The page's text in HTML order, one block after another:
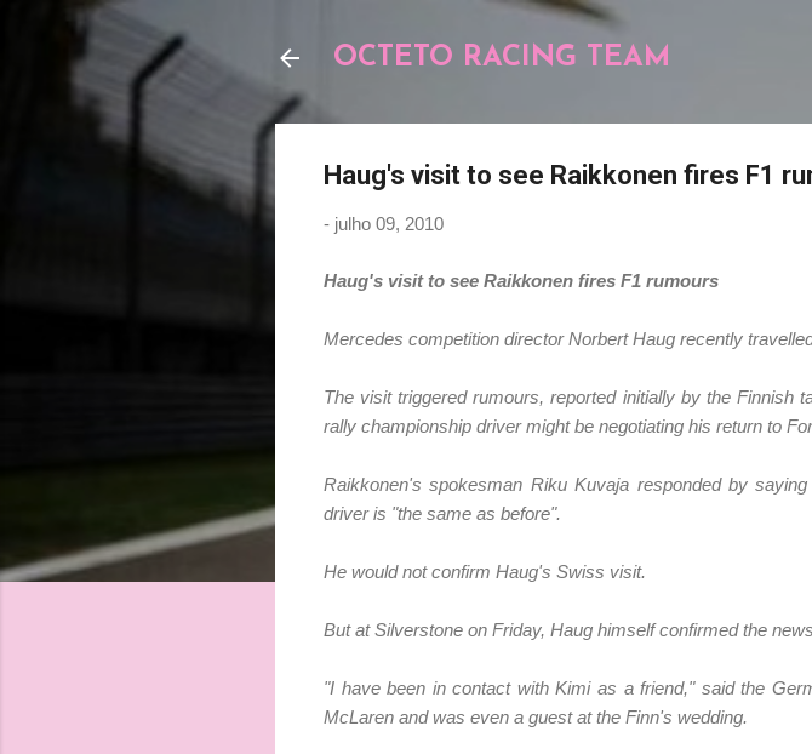
OCTETO RACING TEAM
Haug's visit to see Raikkonen fires F1
- julho 09, 2010
Haug's visit to see Raikkonen fires F1 rumours
Mercedes competition director Norbert Haug recently
The visit triggered rumours, reported initially by the Finnish
rally championship driver might be negotiating his return to
Raikkonen's spokesman Riku Kuvaja responded by
driver is "the same as before".
He would not confirm Haug's Swiss visit.
But at Silverstone on Friday, Haug himself confirmed the
"I have been in contact with Kimi as a friend," said the
McLaren and was even a guest at the Finn's wedding.